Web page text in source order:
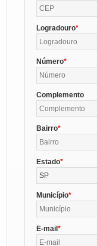
Logradouro
Número
Complemento
Bairro
Estado
SP
Município
E-mail